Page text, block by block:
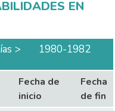
EN
1980-1982
Fecha de
inicio
Fecha
de fin